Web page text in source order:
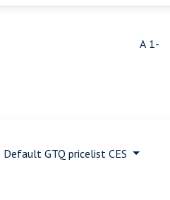
Default GTQ pricelist CES